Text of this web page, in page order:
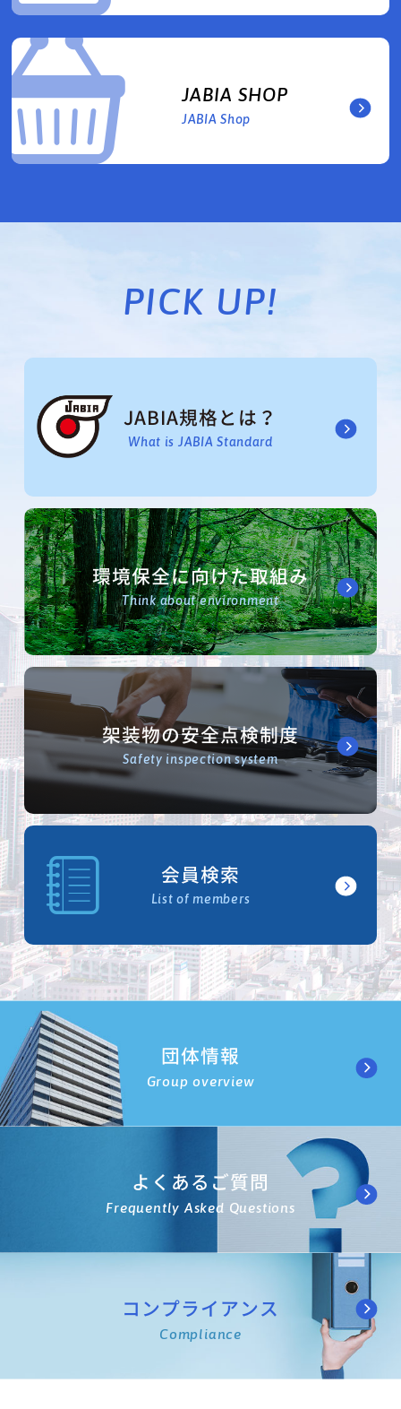
JABIA SHOP
JABIA Shop
PICK UP!
JABIA規格とは？
What is JABIA Standard
環境保全に向けた取組み
Think about environment
架装物の安全点検制度
Safety inspection system
会員検索
List of members
団体情報
Group overview
よくあるご質問
Frequently Asked Questions
コンプライアンス
Compliance